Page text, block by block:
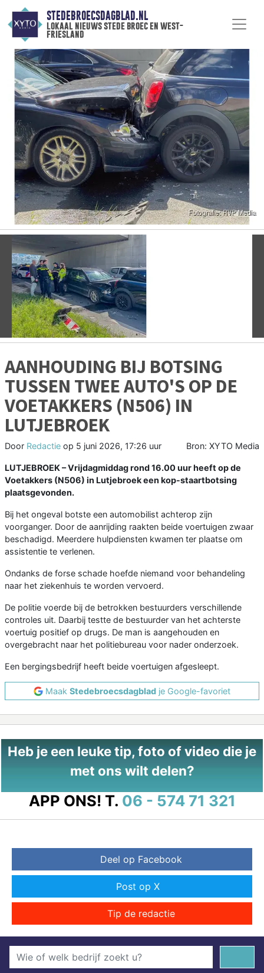
STEDEBROECSDAGBLAD.NL
lokaal nieuws stede broec en west-
friesland
Vorige
AANHOUDING BIJ BOTSING
TUSSEN TWEE AUTO'S OP DE
VOETAKKERS (N506) IN
LUTJEBROEK
Door Redactie op 5 juni 2026, 17:26 uur Bron: XYTO Media
LUTJEBROEK– Vrijdagmiddag rond 16.00 uur heeft op de
Voetakkers (N506) in Lutjebroek een kop-staartbotsing
plaatsgevonden.
Bij het ongeval botste een automobilist achterop zijn
voorganger. Door de aanrijding raakten beide voertuigen zwaar
beschadigd. Meerdere hulpdiensten kwamen ter plaatse om
assistentie te verlenen.
Ondanks de forse schade hoefde niemand voor behandeling
naar het ziekenhuis te worden vervoerd.
De politie voerde bij de betrokken bestuurders verschillende
controles uit. Daarbij testte de bestuurder van het achterste
voertuig positief op drugs. De man is aangehouden en
overgebracht naar het politiebureau voor nader onderzoek.
Een bergingsbedrijf heeft beide voertuigen afgesleept.
Maak Stedebroecsdagblad je Google-favoriet
Heb je een leuke tip, foto of video die je
met ons wilt delen?
APP ONS! T. 06 - 574 71 321
Deel op Facebook
Post op X
Tip de redactie